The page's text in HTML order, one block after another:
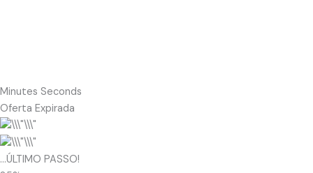
Minutes Seconds
Oferta Expirada
…ÚLTIMO PASSO!